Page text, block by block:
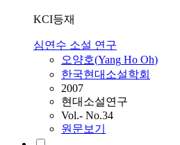
KCI등재
심연수 소설 연구
오양호(Yang Ho Oh)
한국현대소설학회
2007
현대소설연구
Vol.- No.34
원문보기